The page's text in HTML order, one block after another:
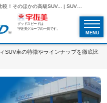
マセラティSUV車の特徴やラインナップを徹底比較！そのほかの高級SUV... | SUVといえばグッドスピードGOOD SPEED
グッドスピードは
宇佐美グループの一員です。
MENU
SUV車の特徴やラインナップを徹底比